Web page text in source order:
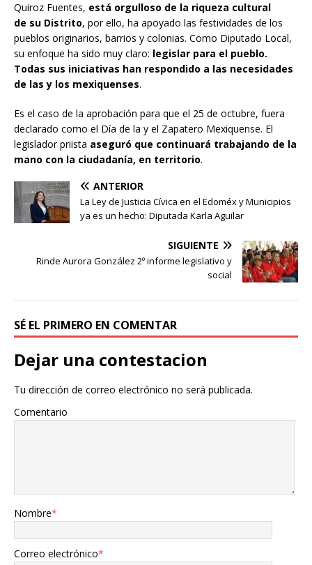
Quiroz Fuentes, está orgulloso de la riqueza cultural
de su Distrito, por ello, ha apoyado las festividades de los
pueblos originarios, barrios y colonias. Como Diputado Local,
su enfoque ha sido muy claro: legislar para el pueblo.
Todas sus iniciativas han respondido a las necesidades
de las y los mexiquenses.
Es el caso de la aprobación para que el 25 de octubre, fuera
declarado como el Día de la y el Zapatero Mexiquense. El
legislador priista aseguró que continuará trabajando de la
mano con la ciudadanía, en territorio.
ANTERIOR
La Ley de Justicia Cívica en el Edoméx y Municipios
ya es un hecho: Diputada Karla Aguilar
SIGUIENTE
Rinde Aurora González 2º informe legislativo y
social
SÉ EL PRIMERO EN COMENTAR
Dejar una contestacion
Tu dirección de correo electrónico no será publicada.
Comentario
Nombre*
Correo electrónico*